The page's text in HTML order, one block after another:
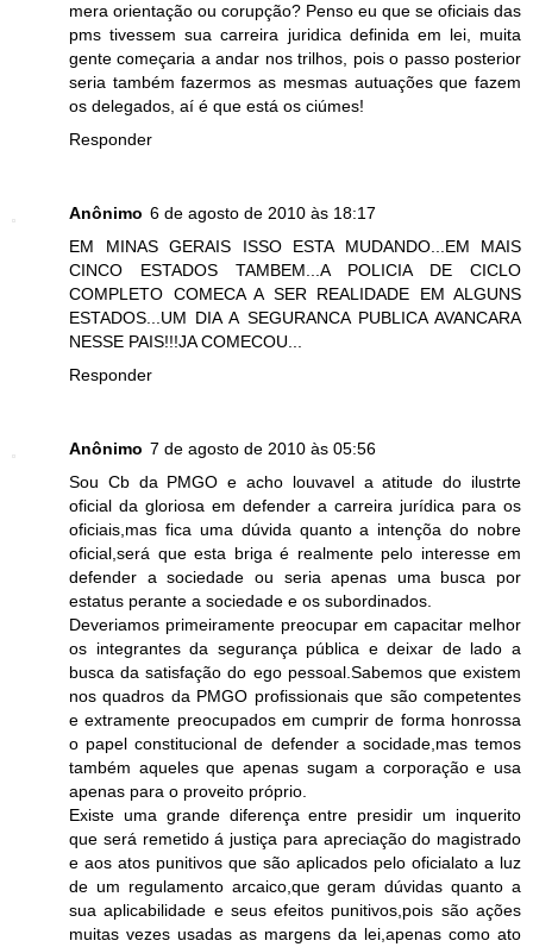
mera orientação ou corupção? Penso eu que se oficiais das
pms tivessem sua carreira juridica definida em lei, muita
gente começaria a andar nos trilhos, pois o passo posterior
seria também fazermos as mesmas autuações que fazem
os delegados, aí é que está os ciúmes!
Responder
Anônimo 6 de agosto de 2010 às 18:17
EM MINAS GERAIS ISSO ESTA MUDANDO...EM MAIS
CINCO ESTADOS TAMBEM...A POLICIA DE CICLO
COMPLETO COMECA A SER REALIDADE EM ALGUNS
ESTADOS...UM DIA A SEGURANCA PUBLICA AVANCARA
NESSE PAIS!!!JA COMECOU...
Responder
Anônimo 7 de agosto de 2010 às 05:56
Sou Cb da PMGO e acho louvavel a atitude do ilustrte
oficial da gloriosa em defender a carreira jurídica para os
oficiais,mas fica uma dúvida quanto a intençõa do nobre
oficial,será que esta briga é realmente pelo interesse em
defender a sociedade ou seria apenas uma busca por
estatus perante a sociedade e os subordinados.
Deveriamos primeiramente preocupar em capacitar melhor
os integrantes da segurança pública e deixar de lado a
busca da satisfação do ego pessoal.Sabemos que existem
nos quadros da PMGO profissionais que são competentes
e extramente preocupados em cumprir de forma honrossa
o papel constitucional de defender a socidade,mas temos
também aqueles que apenas sugam a corporação e usa
apenas para o proveito próprio.
Existe uma grande diferença entre presidir um inquerito
que será remetido á justiça para apreciação do magistrado
e aos atos punitivos que são aplicados pelo oficialato a luz
de um regulamento arcaico,que geram dúvidas quanto a
sua aplicabilidade e seus efeitos punitivos,pois são ações
muitas vezes usadas as margens da lei,apenas como ato